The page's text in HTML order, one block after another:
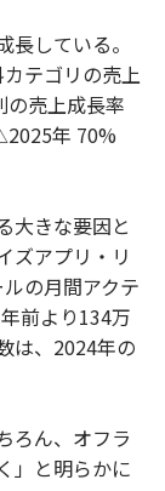
している。
テゴリの売上
の売上成長率
年 70%
大きな要因と
ズアプリ・リ
の月間アクテ
前より134万
は、2024年の
ろん、オフラ
」と明らかに